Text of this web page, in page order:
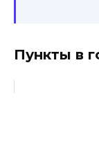
Пункты в